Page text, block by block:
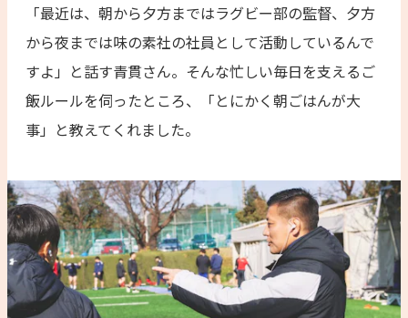
「最近は、朝から夕方まではラグビー部の監督、夕方
から夜までは味の素社の社員として活動しているんで
すよ」と話す青貫さん。そんな忙しい毎日を支えるご
飯ルールを伺ったところ、「とにかく朝ごはんが大
事」と教えてくれました。